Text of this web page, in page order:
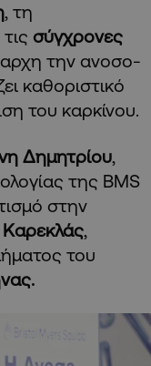
, τη
σύγχρονες
την ανοσο-
καθοριστικό
του καρκίνου.
Δημητρίου,
της BMS
στην
Καρεκλάς,
του